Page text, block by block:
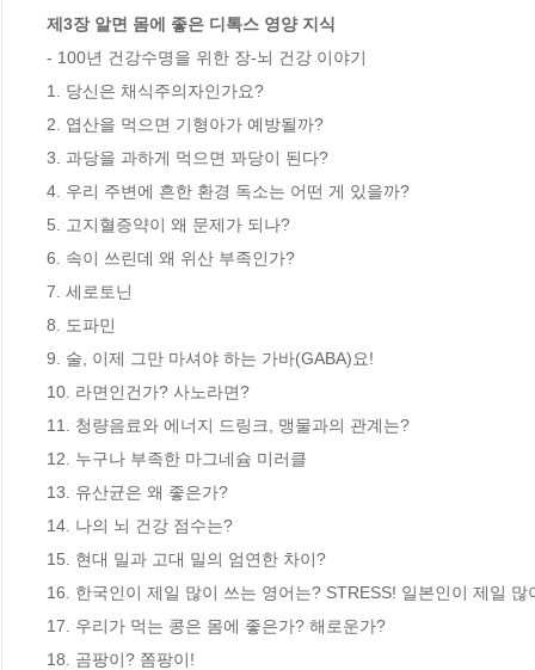
제3장 알면 몸에 좋은 디톡스 영양 지식
- 100년 건강수명을 위한 장-뇌 건강 이야기
1. 당신은 채식주의자인가요?
2. 엽산을 먹으면 기형아가 예방될까?
3. 과당을 과하게 먹으면 꽈당이 된다?
4. 우리 주변에 흔한 환경 독소는 어떤 게 있을까?
5. 고지혈증약이 왜 문제가 되나?
6. 속이 쓰린데 왜 위산 부족인가?
7. 세로토닌
8. 도파민
9. 술, 이제 그만 마셔야 하는 가바(GABA)요!
10. 라면인건가? 사노라면?
11. 청량음료와 에너지 드링크, 맹물과의 관계는?
12. 누구나 부족한 마그네슘 미러클
13. 유산균은 왜 좋은가?
14. 나의 뇌 건강 점수는?
15. 현대 밀과 고대 밀의 엄연한 차이?
16. 한국인이 제일 많이 쓰는 영어는? STRESS! 일본인이 제일 많
17. 우리가 먹는 콩은 몸에 좋은가? 해로운가?
18. 곰팡이? 쫌팡이!